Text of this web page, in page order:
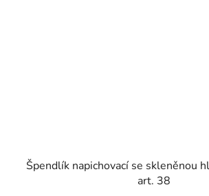
Špendlík napichovací se skleněnou
art. 38